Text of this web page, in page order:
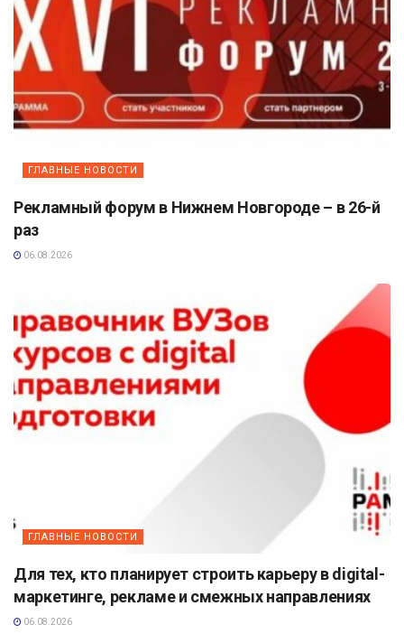
ГЛАВНЫЕ НОВОСТИ
Рекламный форум в Нижнем Новгороде – в 26-й
раз
06.08.2026
ГЛАВНЫЕ НОВОСТИ
Для тех, кто планирует строить карьеру в digital-
маркетинге, рекламе и смежных направлениях
06.08.2026